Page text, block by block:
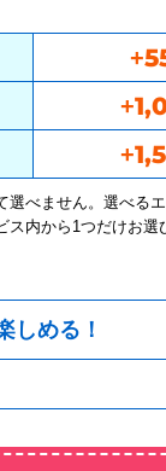
選べません。選べる
ス内から1つだけお選
しめる！